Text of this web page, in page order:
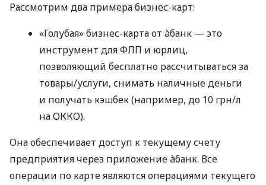
Рассмотрим два примера бизнес-карт:
«Голубая» бизнес-карта от àбанк — это
инструмент для ФЛП и юрлиц,
позволяющий бесплатно рассчитываться за
товары/услуги, снимать наличные деньги
и получать кэшбек (например, до 10 грн/л
на ОККО).
Она обеспечивает доступ к текущему счету
предприятия через приложение àбанк. Все
операции по карте являются операциями текущего